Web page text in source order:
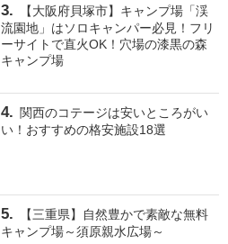
【大阪府貝塚市】キャンプ場「渓
流園地」はソロキャンパー必見！フリ
ーサイトで直火OK！穴場の漆黒の森
キャンプ場
関西のコテージは安いところがい
い！おすすめの格安施設18選
【三重県】自然豊かで素敵な無料
キャンプ場～須原親水広場～